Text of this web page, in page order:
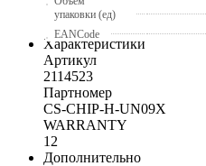
упаковки (ед)
EANCode
Характеристики
Артикул
2114523
Партномер
CS-CHIP-H-UN09X
WARRANTY
12
Дополнительно